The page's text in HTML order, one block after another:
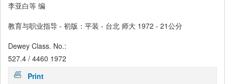
李亚白等 编
教育与职业指导 - 初版：平装 - 台北 师大 1972 - 21公分
Dewey Class. No.:
527.4 / 4460 1972
Print